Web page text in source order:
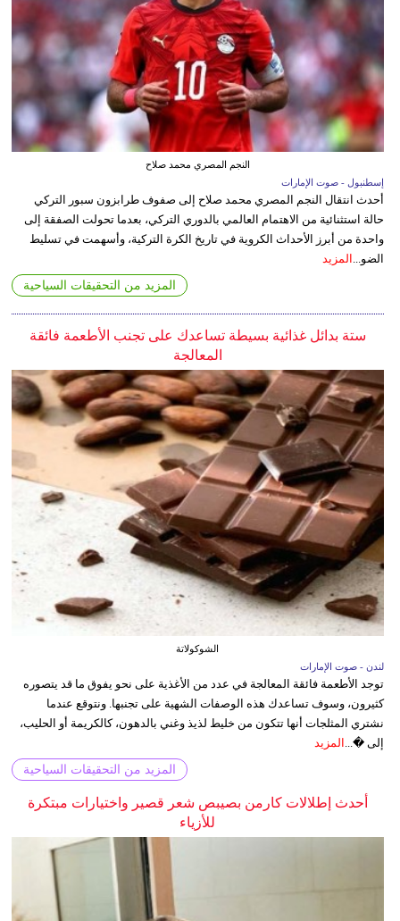
النجم المصري محمد صلاح
إسطنبول - صوت الإمارات
أحدث انتقال النجم المصري محمد صلاح إلى صفوف طرابزون سبور التركي
حالة استثنائية من الاهتمام العالمي بالدوري التركي، بعدما تحولت الصفقة إلى
واحدة من أبرز الأحداث الكروية في تاريخ الكرة التركية، وأسهمت في تسليط
الضو... المزيد
المزيد من التحقيقات السياحية
ستة بدائل غذائية بسيطة تساعدك على تجنب الأطعمة فائقة
المعالجة
الشوكولاتة
لندن - صوت الإمارات
توجد الأطعمة فائقة المعالجة في عدد من الأغذية على نحو يفوق ما قد يتصوره
كثيرون، وسوف تساعدك هذه الوصفات الشهية على تجنبها. ونتوقع عندما
نشتري المثلجات أنها تتكون من خليط لذيذ وغني بالدهون، كالكريمة أو الحليب،
إلى �... المزيد
المزيد من التحقيقات السياحية
أحدث إطلالات كارمن بصيبص شعر قصير واختيارات مبتكرة
للأزياء